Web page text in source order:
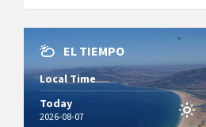
EL TIEMPO
Local Time
Today
2026-08-07